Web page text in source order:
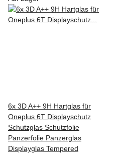
6x 3D A++ 9H Hartglas für
Oneplus 6T Displayschutz
Schutzglas Schutzfolie
Panzerfolie Panzerglas
Displayglas Tempered